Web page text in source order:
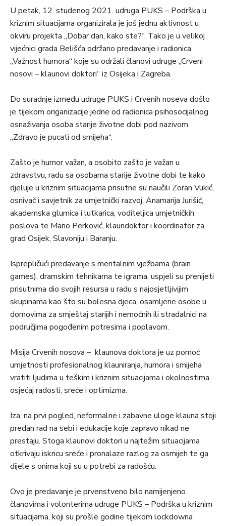
U petak, 12. studenog 2021. udruga PUKS – Podrška u
kriznim situacijama organizirala je još jednu aktivnost u
okviru projekta „Dobar dan, kako ste?“. Tako je u velikoj
vijećnici grada Belišća održano predavanje i radionica
„Važnost humora“ koje su održali članovi udruge „Crveni
nosovi – klaunovi doktori“ iz Osijeka i Zagreba.
Do suradnje između udruge PUKS i Crvenih noseva došlo
je tijekom origanizacije jedne od radionica psihosocijalnog
osnaživanja osoba starije životne dobi pod nazivom
„Zdravo je pucati od smijeha“.
Zašto je humor važan, a osobito zašto je važan u
zdravstvu, radu sa osobama starije životne dobi te kako
djeluje u kriznim situacijama prisutne su naučili Zoran Vukić,
osnivač i savjetnik za umjetnički razvoj, Anamarija Jurišić,
akademska glumica i lutkarica, voditeljica umjetničkih
poslova te Mario Perković, klaundoktor i koordinator za
grad Osijek, Slavoniju i Baranju.
Isprepličući predavanje s mentalnim vježbama (brain
games), dramskim tehnikama te igrama, uspjeli su prenijeti
prisutnima dio svojih resursa u radu s najosjetljivijim
skupinama kao što su bolesna djeca, osamljene osobe u
domovima za smještaj starijih i nemoćnih ili stradalnici na
područjima pogođenim potresima i poplavom.
Misija Crvenih nosova – klaunova doktora je uz pomoć
umjetnosti profesionalnog klauniranja, humora i smijeha
vratiti ljudima u teškim i kriznim situacijama i okolnostima
osjećaj radosti, sreće i optimizma.
Iza, na prvi pogled, neformalne i zabavne uloge klauna stoji
predan rad na sebi i edukacije koje zapravo nikad ne
prestaju. Stoga klaunovi doktori u najtežim situacijama
otkrivaju iskricu sreće i pronalaze razlog za osmijeh te ga
dijele s onima koji su u potrebi za radošću.
Ovo je predavanje je prvenstveno bilo namijenjeno
članovima i volonterima udruge PUKS – Podrška u kriznim
situacijama, koji su prošle godine tijekom lockdowna